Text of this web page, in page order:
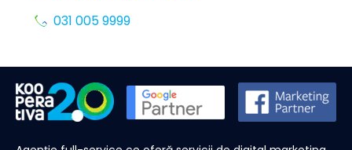
031 005 9999